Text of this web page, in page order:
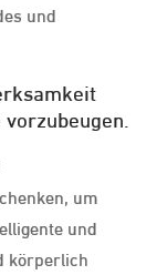
und
um
und
körperlich